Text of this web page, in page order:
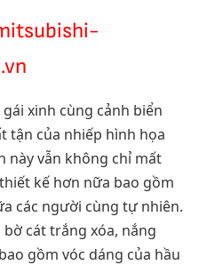
xinh cùng cảnh biển
tận của nhiếp hình họa
này vẫn không chỉ mất
kế hơn nữa bao gồm
các người cùng tự nhiên.
cát trắng xóa, nắng
gồm vóc dáng của hầu